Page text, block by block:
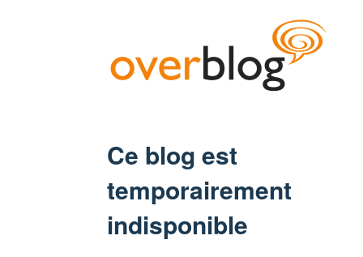
Ce blog est
temporairement
indisponible